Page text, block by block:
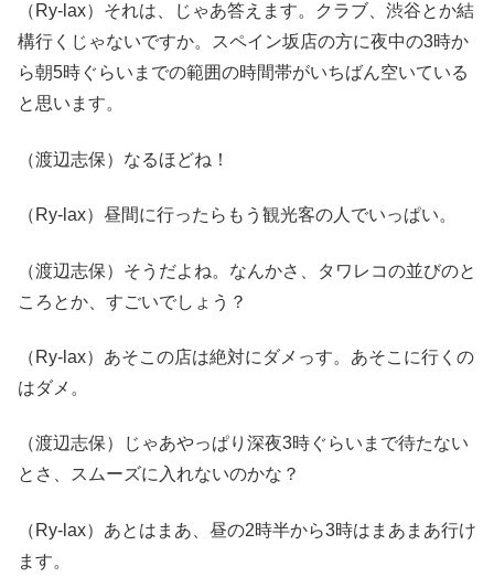
（Ry-lax）それは、じゃあ答えます。クラブ、渋谷とか結
構行くじゃないですか。スペイン坂店の方に夜中の3時か
ら朝5時ぐらいまでの範囲の時間帯がいちばん空いている
と思います。
（渡辺志保）なるほどね！
（Ry-lax）昼間に行ったらもう観光客の人でいっぱい。
（渡辺志保）そうだよね。なんかさ、タワレコの並びのと
ころとか、すごいでしょう？
（Ry-lax）あそこの店は絶対にダメっす。あそこに行くの
はダメ。
（渡辺志保）じゃあやっぱり深夜3時ぐらいまで待たない
とさ、スムーズに入れないのかな？
（Ry-lax）あとはまあ、昼の2時半から3時はまあまあ行け
ます。